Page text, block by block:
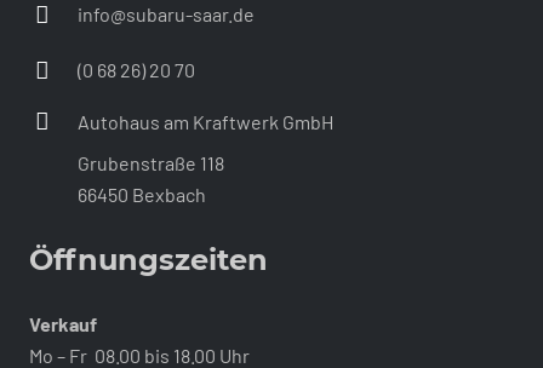
info@subaru-saar.de
(0 68 26) 20 70
Autohaus am Kraftwerk GmbH
Grubenstraße 118
66450 Bexbach
Öffnungszeiten
Verkauf
Mo – Fr 08.00 bis 18.00 Uhr